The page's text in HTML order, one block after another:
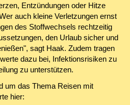
Entzündungen oder Hitze
auch kleine Verletzungen ernst
des Stoffwechsels rechtzeitig
den Urlaub sicher und
sagt Haak. Zudem tragen
dazu bei, Infektionsrisiken zu
zu unterstützen.
um das Thema Reisen mit
hier: